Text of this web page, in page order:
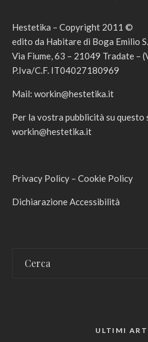
Hestetika – Copyright 2011 ©
edito da Habitare di Boga Emilio
Via Fiume, 63 – 21049 Tradate –
P.Iva/C.F. IT04027180969
Mail: workin@hestetika.it
Per la vostra pubblicità su questo
workin@hestetika.it
Privacy Policy – Cookie Policy
Dichiarazione Accessibilità
ULTIMI